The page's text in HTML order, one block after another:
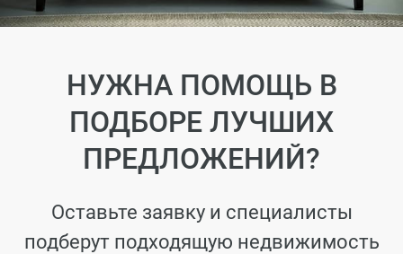
НУЖНА ПОМОЩЬ В
ПОДБОРЕ ЛУЧШИХ
ПРЕДЛОЖЕНИЙ?
Оставьте заявку и специалисты
подберут подходящую недвижимость